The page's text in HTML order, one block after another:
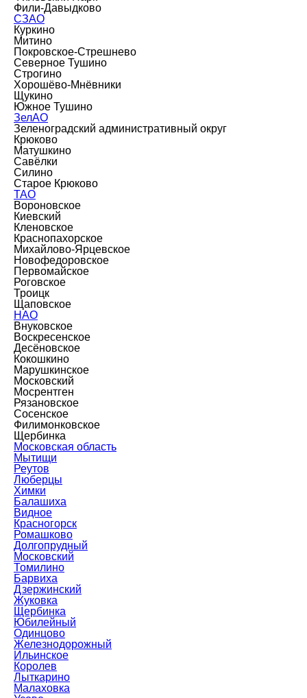
Фили-Давыдково
СЗАО
Куркино
Митино
Покровское-Стрешнево
Северное Тушино
Строгино
Хорошёво-Мнёвники
Щукино
Южное Тушино
ЗелАО
Зеленоградский административный округ
Крюково
Матушкино
Савёлки
Силино
Старое Крюково
ТАО
Вороновское
Киевский
Кленовское
Краснопахорское
Михайлово-Ярцевское
Новофедоровское
Первомайское
Роговское
Троицк
Щаповское
НАО
Внуковское
Воскресенское
Десёновское
Кокошкино
Марушкинское
Московский
Мосрентген
Рязановское
Сосенское
Филимонковское
Щербинка
Московская область
Мытищи
Реутов
Люберцы
Химки
Балашиха
Видное
Красногорск
Ромашково
Долгопрудный
Московский
Томилино
Барвиха
Дзержинский
Жуковка
Щербинка
Юбилейный
Одинцово
Железнодорожный
Ильинское
Королев
Лыткарино
Малаховка